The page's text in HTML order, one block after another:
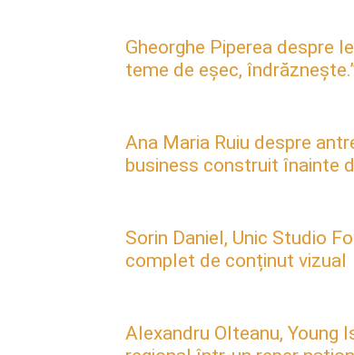
Gheorghe Piperea despre
teme de eșec,
Ana Maria Ruiu despre
business construit înainte
Sorin Daniel, Unic Studio
complet de conținut vizual
Alexandru Olteanu, Young